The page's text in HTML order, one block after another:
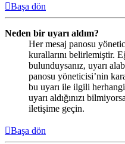
Başa dön
Neden bir uyarı aldım?
Her mesaj panosu
kurallarını belirlemiştir.
bulunduysanız, uyarı
panosu yöneticisi’nin
bu uyarı ile ilgili
uyarı aldığınızı
iletişime geçin.
Başa dön